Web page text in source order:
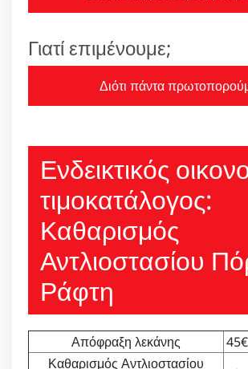
Γιατί επιμένουμε;
Διότι πάντα
Ενδεικτικός
τιμοκατάλογος:
Καθαρισμός
Αντλιοστασίου
Ράφτη
Απόφραξη λεκάνης
Καθαρισμός Αντλιοστασίου